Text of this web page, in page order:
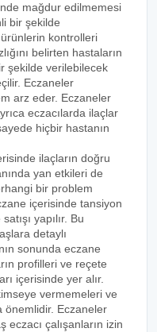
mağdur edilmemesi
bir şekilde
ürünlerin kontrolleri
belirten hastaların
şekilde verilebilecek
Eczaneler
arz eder. Eczaneler
eczacılarda ilaçlar
hiçbir hastanın
ilaçların doğru
yan etkileri de
bir problem
içerisinde tansiyon
yapılır. Bu
detaylı
sonunda eczane
profilleri ve reçete
içerisinde yer alır.
vermemeleri ve
önemlidir. Eczaneler
eczacı çalışanların izin